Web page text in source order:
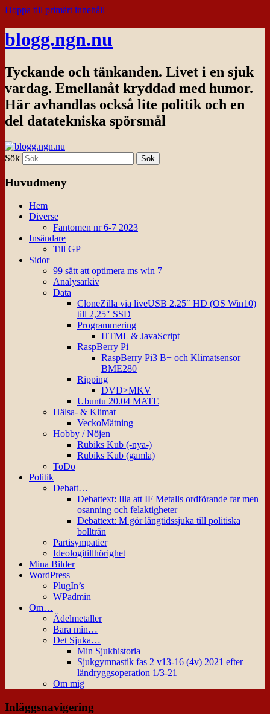
Hoppa till primärt innehåll
blogg.ngn.nu
Tyckande och tänkanden. Livet i en sjuk
vardag. Emellanåt kryddad med humor.
Här avhandlas också lite politik och en
del datatekniska spörsmål
Sök
Huvudmeny
Hem
Diverse
Fantomen nr 6-7 2023
Insändare
Till GP
Sidor
99 sätt att optimera ms win 7
Analysarkiv
Data
CloneZilla via liveUSB 2.25″ HD (OS Win10)
till 2,25″ SSD
Programmering
HTML & JavaScript
RaspBerry Pi
RaspBerry Pi3 B+ och Klimatsensor
BME280
Ripping
DVD>MKV
Ubuntu 20.04 MATE
Hälsa- & Klimat
VeckoMätning
Hobby / Nöjen
Rubiks Kub (-nya-)
Rubiks Kub (gamla)
ToDo
Politik
Debatt…
Debattext: Illa att IF Metalls ordförande far men
osanning och felaktigheter
Debattext: M gör långtidssjuka till politiska
bollträn
Partisympatier
Ideologitillhörighet
Mina Bilder
WordPress
PlugIn’s
WPadmin
Om…
Ädelmetaller
Bara min…
Det Sjuka…
Min Sjukhistoria
Sjukgymnastik fas 2 v13-16 (4v) 2021 efter
ländryggsoperation 1/3-21
Om mig
Inläggsnavigering